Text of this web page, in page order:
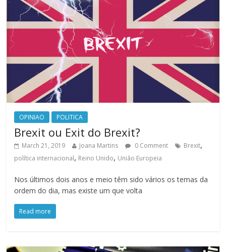
OPINIAO POLITICA
Brexit ou Exit do Brexit?
March 21, 2019 Joana Martins 0 Comment Brexit,
política internacional, Reino Unido, União Europeia
Nos últimos dois anos e meio têm sido vários os temas da
ordem do dia, mas existe um que volta
Read more